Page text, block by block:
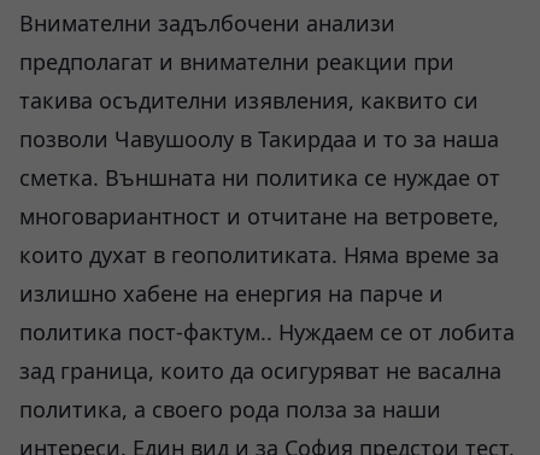
Внимателни задълбочени анализи
предполагат и внимателни реакции при
такива осъдителни изявления, каквито си
позволи Чавушоолу в Такирдаа и то за наша
сметка. Външната ни политика се нуждае от
многовариантност и отчитане на ветровете,
които духат в геополитиката. Няма време за
излишно хабене на енергия на парче и
политика пост-фактум.. Нуждаем се от лобита
зад граница, които да осигуряват не васална
политика, а своего рода полза за наши
интереси. Един вид и за София предстои тест,